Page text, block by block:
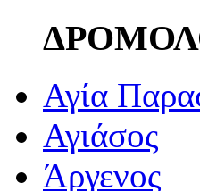
Αγία
Αγιάσος
Άργενος